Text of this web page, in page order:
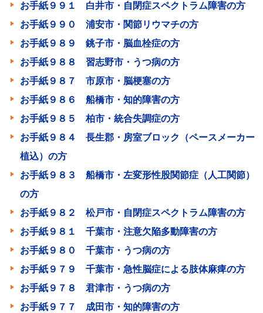
お手紙９９１ 白井市・自閉症スペクトラム障害の方
お手紙９９０ 浦安市・関節リウマチの方
お手紙９８９ 銚子市・脳血栓症の方
お手紙９８８ 習志野市・うつ病の方
お手紙９８７ 市原市・脳梗塞の方
お手紙９８６ 船橋市・知的障害の方
お手紙９８５ 柏市・統合失調症の方
お手紙９８４ 長生郡・房室ブロック（ペースメーカー
植込）の方
お手紙９８３ 船橋市・左変形性股関節症（人工関節）
の方
お手紙９８２ 松戸市・自閉症スペクトラム障害の方
お手紙９８１ 千葉市・注意欠陥多動障害の方
お手紙９８０ 千葉市・うつ病の方
お手紙９７９ 千葉市・急性脳症による肢体麻痺の方
お手紙９７８ 君津市・うつ病の方
お手紙９７７ 成田市・知的障害の方